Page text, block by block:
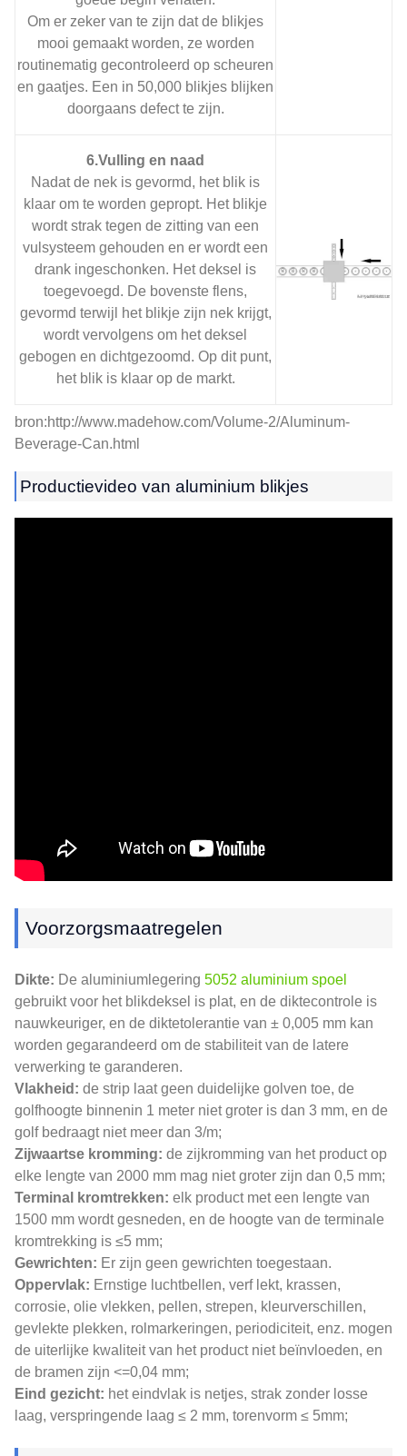
Om er zeker van te zijn dat de blikjes
mooi gemaakt worden, ze worden
routinematig gecontroleerd op scheuren
en gaatjes. Een in 50,000 blikjes blijken
doorgaans defect te zijn.
6.Vulling en naad
Nadat de nek is gevormd, het blik is
klaar om te worden gepropt. Het blikje
wordt strak tegen de zitting van een
vulsysteem gehouden en er wordt een
drank ingeschonken. Het deksel is
toegevoegd. De bovenste flens,
gevormd terwijl het blikje zijn nek krijgt,
wordt vervolgens om het deksel
gebogen en dichtgezoomd. Op dit punt,
het blik is klaar op de markt.
bron:http://www.madehow.com/Volume-2/Aluminum-
Beverage-Can.html
Productievideo van aluminium blikjes
Voorzorgsmaatregelen
Dikte: De aluminiumlegering 5052 aluminium spoel
gebruikt voor het blikdeksel is plat, en de diktecontrole is
nauwkeuriger, en de diktetolerantie van ± 0,005 mm kan
worden gegarandeerd om de stabiliteit van de latere
verwerking te garanderen.
Vlakheid: de strip laat geen duidelijke golven toe, de
golfhoogte binnenin 1 meter niet groter is dan 3 mm, en de
golf bedraagt ​​niet meer dan 3/m;
Zijwaartse kromming: de zijkromming van het product op
elke lengte van 2000 mm mag niet groter zijn dan 0,5 mm;
Terminal kromtrekken: elk product met een lengte van
1500 mm wordt gesneden, en de hoogte van de terminale
kromtrekking is ≤5 mm;
Gewrichten: Er zijn geen gewrichten toegestaan.
Oppervlak: Ernstige luchtbellen, verf lekt, krassen,
corrosie, olie vlekken, pellen, strepen, kleurverschillen,
gevlekte plekken, rolmarkeringen, periodiciteit, enz. mogen
de uiterlijke kwaliteit van het product niet beïnvloeden, en
de bramen zijn <=0,04 mm;
Eind gezicht: het eindvlak is netjes, strak zonder losse
laag, verspringende laag ≤ 2 mm, torenvorm ≤ 5mm;